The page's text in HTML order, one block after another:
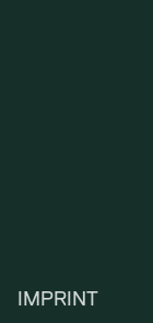
IMPRINT